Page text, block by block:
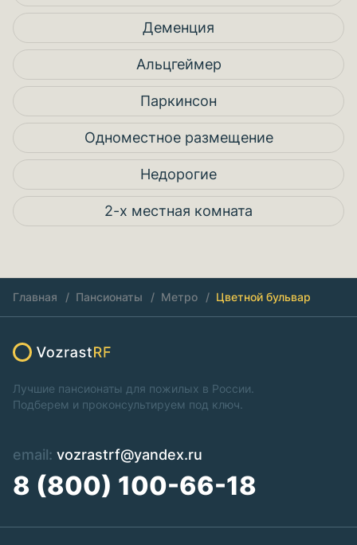
Деменция
Альцгеймер
Паркинсон
Одноместное размещение
Недорогие
2-х местная комната
Главная Пансионаты Метро Цветной бульвар
Лучшие пансионаты для пожилых в России.
Подберем и проконсультируем под ключ.
email: vozrastrf@yandex.ru
8 (800) 100-66-18